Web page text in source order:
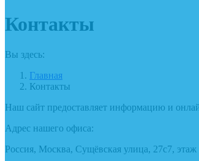
Контакты
Вы здесь:
Главная
Контакты
Наш сайт предоставляет информацию и
Адрес нашего офиса:
Россия, Москва, Сущёвская улица, 27с7, этаж